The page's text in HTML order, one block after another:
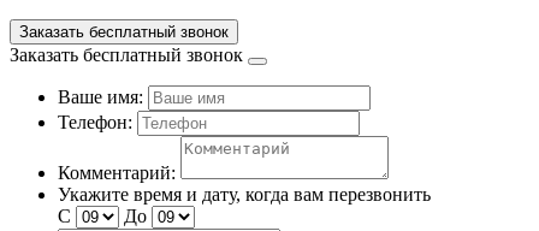
Заказать бесплатный звонок
Заказать бесплатный звонок
Ваше имя:
Телефон:
Комментарий:
Укажите время и дату, когда вам перезвонить
С
До